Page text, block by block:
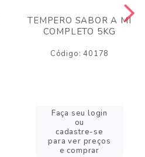
TEMPERO SABOR A MI
COMPLETO 5KG
Código: 40178
Faça seu login
ou
cadastre-se
para ver preços
e comprar